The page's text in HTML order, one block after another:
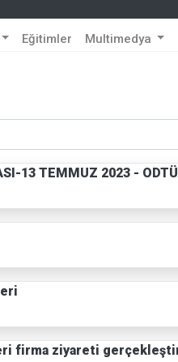
Eğitimler Multimedya
13 TEMMUZ 2023 -
firma ziyareti